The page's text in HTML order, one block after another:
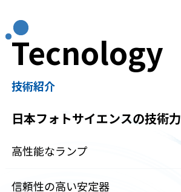
Tecnology
技術紹介
日本フォトサイエンスの技術力
高性能なランプ
信頼性の高い安定器